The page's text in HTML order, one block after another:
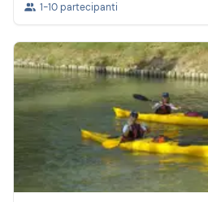
1-10 partecipanti